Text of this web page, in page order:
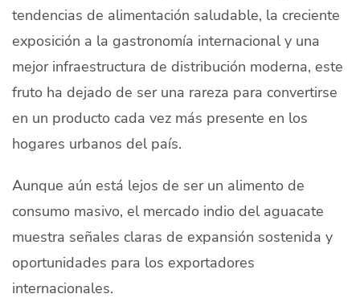
tendencias de alimentación saludable, la creciente
exposición a la gastronomía internacional y una
mejor infraestructura de distribución moderna, este
fruto ha dejado de ser una rareza para convertirse
en un producto cada vez más presente en los
hogares urbanos del país.
Aunque aún está lejos de ser un alimento de
consumo masivo, el mercado indio del aguacate
muestra señales claras de expansión sostenida y
oportunidades para los exportadores
internacionales.